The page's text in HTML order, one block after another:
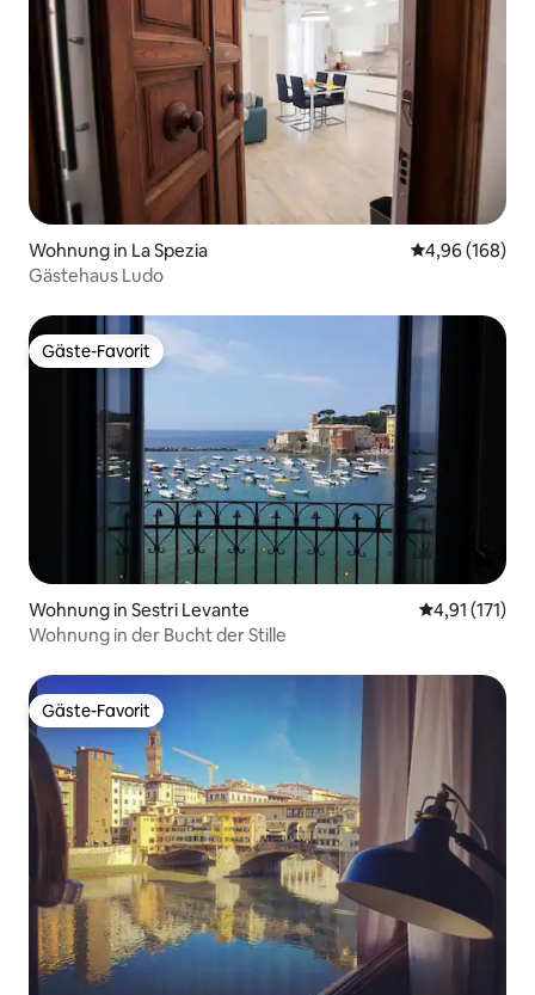
Wohnung in La Spezia
4,96 (168)
Gästehaus Ludo
Gäste-Favorit
Gäste-Favorit
Wohnung in Sestri Levante
4,91 (171)
Wohnung in der Bucht der Stille
Gäste-Favorit
Gäste-Favorit